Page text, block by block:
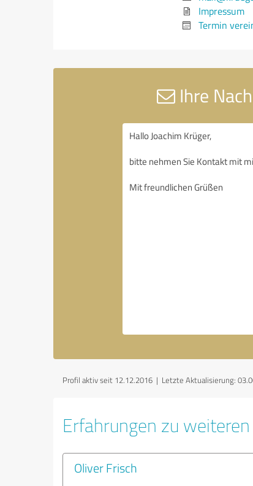
Impressum
Termin
Ihre
Profil aktiv seit 12.12.2016 | Letzte Aktualisierung:
Erfahrungen zu
Oliver Frisch